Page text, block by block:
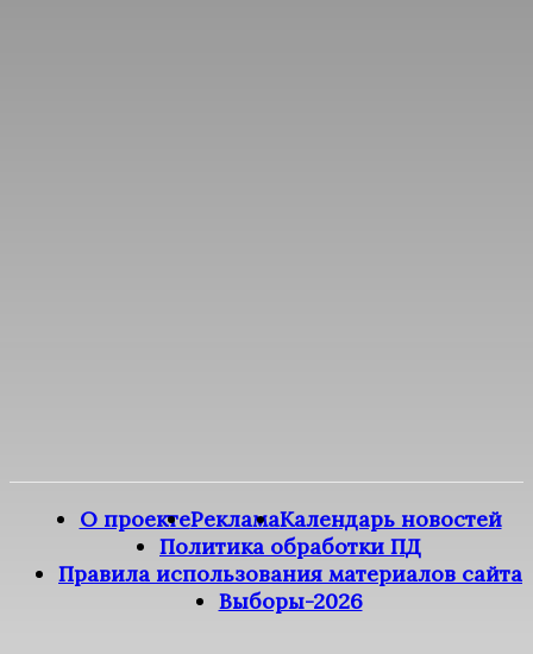
О проектеРекламаКалендарь новостей
Политика обработки ПД
Правила использования материалов сайта
Выборы-2026